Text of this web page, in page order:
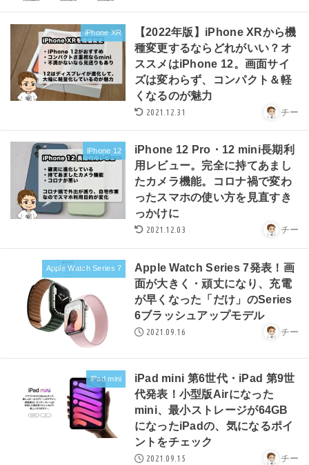
iPhone XR
【2022年版】iPhone XRから機
種変更するならどれがいい？オ
ススメはiPhone 12。画面サイ
ズは変わらず、コンパクト＆軽
くなるのが魅力
2021.12.31 チー
iPhone 12
iPhone 12 Pro・12 mini長期利
用レビュー。完全に持てあまし
たカメラ機能。コロナ禍で変わ
ったスマホの使い方を見直すき
っかけに
2021.12.03 チー
Apple Watch Series 7
Apple Watch Series 7発表！画
面が大きく・頑丈になり、充電
が早くなった「だけ」のSeries
6ブラッシュアップモデル
2021.09.16 チー
iPad mini
iPad mini 第6世代・iPad 第9世
代発表！小型版Airになった
mini、最小ストレージが64GB
になったiPadの、気になるポイ
ントをチェック
2021.09.15 チー